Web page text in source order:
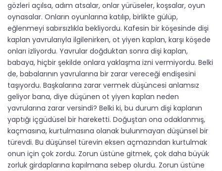
gözleri açılsa, adım atsalar, onlar yürüseler, koşsalar, oyun
oynasalar. Onların oyunlarına katılıp, birlikte gülüp,
eğlenmeyi sabırsızlıkla bekliyordu. Kafesin bir köşesinde dişi
kaplan yavrularıyla ilgilenirken, ot yiyen kaplan, karşı köşede
onları izliyordu. Yavrular doğduktan sonra dişi kaplan,
babaya, hiçbir şekilde onlara yaklaşma izni vermiyordu. Belki
de, babalarının yavrularına bir zarar vereceği endişesini
taşıyordu. Başkalarına zarar vermek düşüncesi anlamsız
geliyor bana, diye düşünen ot yiyen kaplan neden
yavrularına zarar versindi? Belki ki, bu durum dişi kaplanın
yaptığı içgüdüsel bir hareketti. Doğuştan ona odaklanmış,
kaçmasına, kurtulmasına olanak bulunmayan düşünsel bir
türevdi. Bu düşünsel türevin eksen açmazından kurtulmak
onun için çok zordu. Zorun üstüne gitmek, çok daha büyük
zorluk girdaplarına kapılmana sebep olurdu. Zorun üstüne